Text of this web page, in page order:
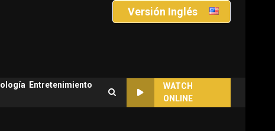
Versión Inglés
Entretenimiento
WATCH
ONLINE